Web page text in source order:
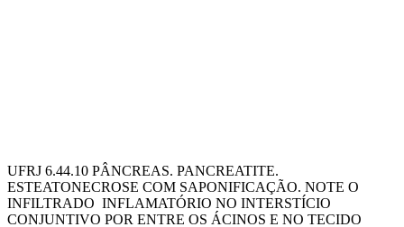
UFRJ 6.44.10 PÂNCREAS. PANCREATITE.
ESTEATONECROSE COM SAPONIFICAÇÃO. NOTE O
INFILTRADO INFLAMATÓRIO NO INTERSTÍCIO
CONJUNTIVO POR ENTRE OS ÁCINOS E NO TECIDO